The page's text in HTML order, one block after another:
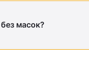
масок?